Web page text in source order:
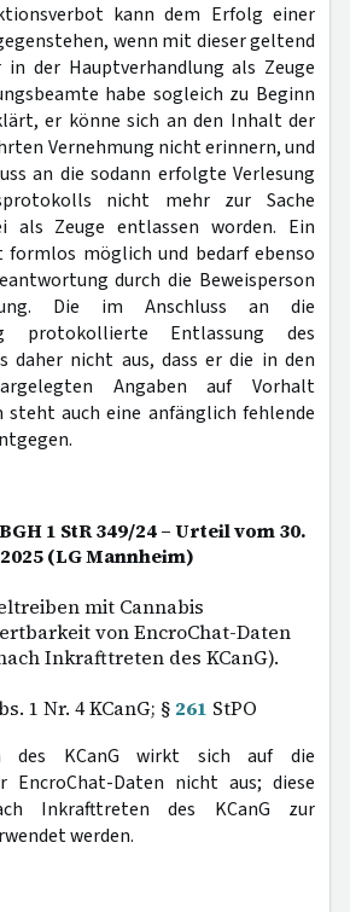
kann dem Erfolg einer
wenn mit dieser geltend
der Hauptverhandlung als Zeuge
habe sogleich zu Beginn
er könne sich an den Inhalt der
Vernehmung nicht erinnern, und
an die sodann erfolgte Verlesung
nicht mehr zur Sache
als Zeuge entlassen worden. Ein
möglich und bedarf ebenso
durch die Beweisperson
Die im Anschluss an die
protokollierte Entlassung des
daher nicht aus, dass er die in den
Angaben auf Vorhalt
steht auch eine anfänglich fehlende
1 StR 349/24 – Urteil vom 30.
(LG Mannheim)
mit Cannabis
von EncroChat-Daten
Inkrafttreten des KCanG).
1 Nr. 4 KCanG; § 261 StPO
des KCanG wirkt sich auf die
EncroChat-Daten nicht aus; diese
Inkrafttreten des KCanG zur
werden.